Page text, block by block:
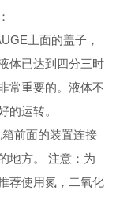
上面的盖子，
体已达到四分三时
常重要的。液体不
的运转。
前面的装置连接
地方。 注意：为
荐使用氮，二氧化